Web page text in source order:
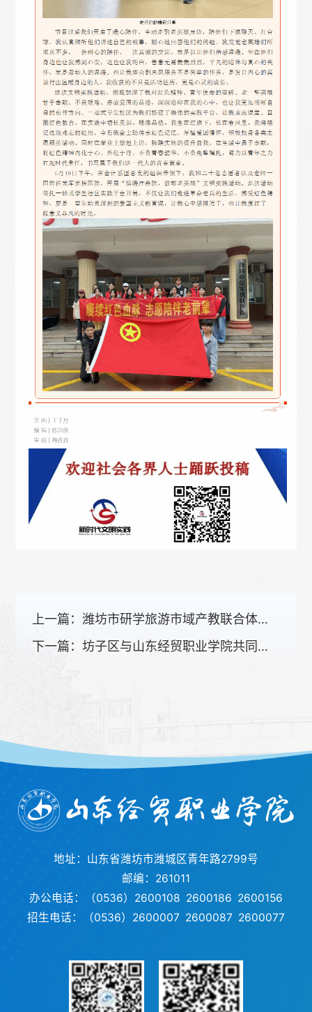
上一篇：潍坊市研学旅游市域产教联合体成立
下一篇：坊子区与山东经贸职业学院共同打造伙伴同行暖童心·校社联动护成长——新就业群体子女托管志愿服务项目
地址：山东省潍坊市潍城区青年路2799号
邮编：261011
办公电话：（0536）2600108 2600186 2600156
招生电话：（0536）2600007 2600087 2600077